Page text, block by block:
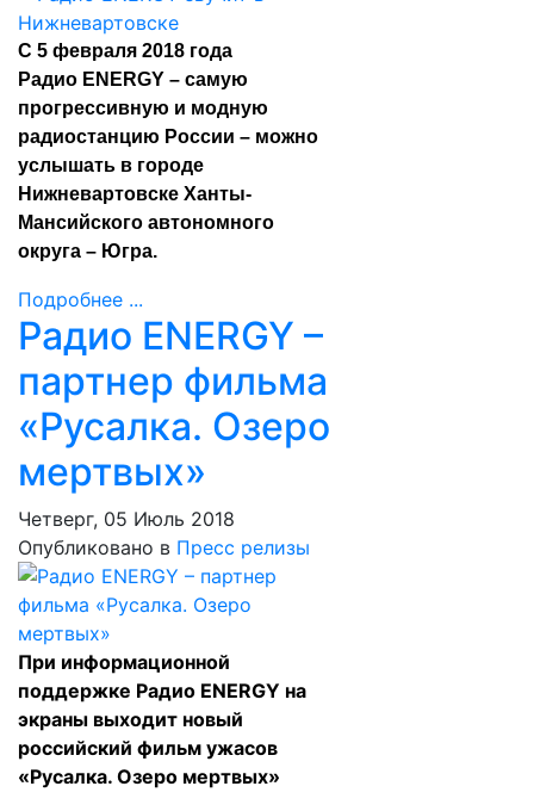
С 5 февраля 2018 года
Радио ENERGY – самую
прогрессивную и модную
радиостанцию России – можно
услышать в городе
Нижневартовске Ханты-
Мансийского автономного
округа – Югра.
Подробнее ...
Радио ENERGY –
партнер фильма
«Русалка. Озеро
мертвых»
Четверг, 05 Июль 2018
Опубликовано в Пресс релизы
При информационной
поддержке Радио ENERGY на
экраны выходит новый
российский фильм ужасов
«Русалка. Озеро мертвых»